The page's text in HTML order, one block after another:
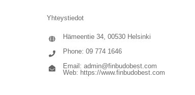
Yhteystiedot
Hämeentie 34, 00530 Helsinki
Phone: 09 774 1646
Email: admin@finbudobest.com
Web: https://www.finbudobest.com